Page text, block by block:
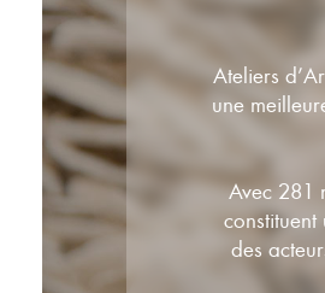
Ateliers
une
Avec 281
constituent
des